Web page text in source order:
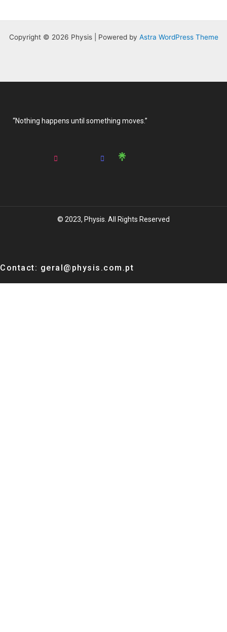
Copyright © 2026 Physis | Powered by Astra WordPress Theme
“Nothing happens until something moves.”
© 2023, Physis. All Rights Reserved
Contact: geral@physis.com.pt